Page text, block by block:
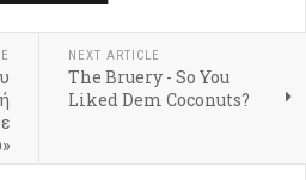
NEXT ARTICLE
The Bruery - So You
Liked Dem Coconuts?